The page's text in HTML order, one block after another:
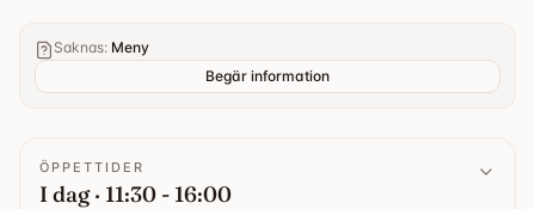
Saknas: Meny
Begär information
ÖPPETTIDER
I dag · 11:30 - 16:00